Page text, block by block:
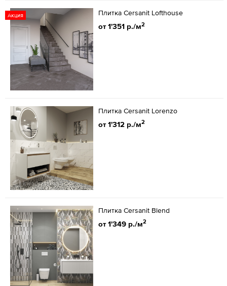
Акция Плитка Cersanit Lofthouse
от 1'351 р./м2
Плитка Cersanit Lorenzo
от 1'312 р./м2
Плитка Cersanit Blend
от 1'349 р./м2